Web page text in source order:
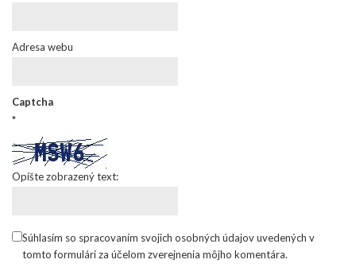
Adresa webu
Captcha
*
Opíšte zobrazený text:
Súhlasím so spracovaním svojich osobných údajov uvedených v
tomto formulári za účelom zverejnenia môjho komentára.